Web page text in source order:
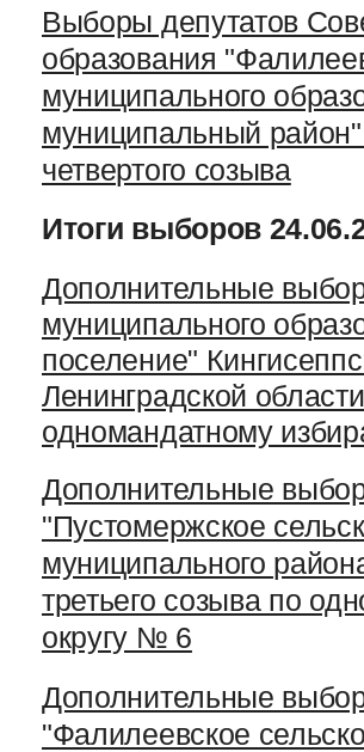
Выборы депутатов
образования
муниципального
муниципальный
четвертого созыва
Итоги выборов
Дополнительные
муниципального
поселение"
Ленинградской
одномандатному
Дополнительные
"Пустомержское
муниципального
третьего созыва по
округу № 6
Дополнительные
"Фалилеевское